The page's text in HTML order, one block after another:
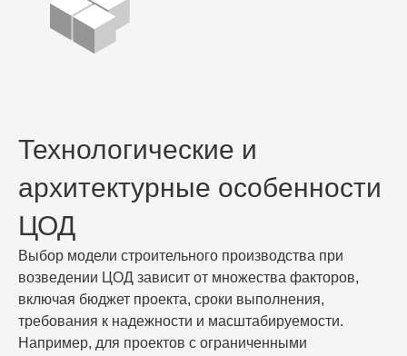
Технологические и
архитектурные особенности
ЦОД
Выбор модели строительного производства при
возведении ЦОД зависит от множества факторов,
включая бюджет проекта, сроки выполнения,
требования к надежности и масштабируемости.
Например, для проектов с ограниченными